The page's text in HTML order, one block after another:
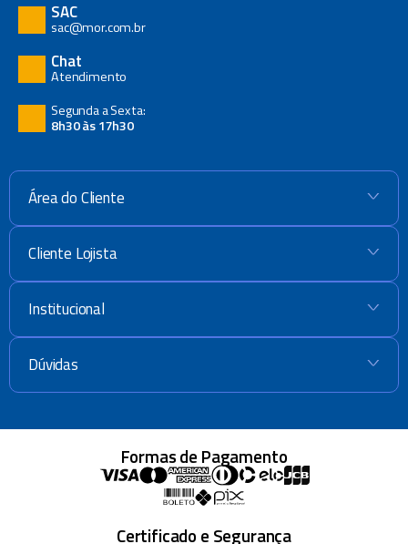
SAC
sac@mor.com.br
Chat
Atendimento
Segunda a Sexta:
8h30 às 17h30
Área do Cliente +
Cliente Lojista +
Institucional +
Dúvidas +
Formas de Pagamento
Certificado e Segurança